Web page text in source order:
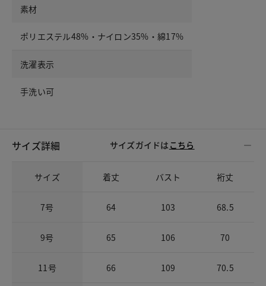
素材
ポリエステル48%・ナイロン35%・綿17%
洗濯表示
手洗い可
サイズ詳細 サイズガイドは こちら
サイズ 着丈 バスト 裄丈
7号 64 103 68.5
9号 65 106 70
11号 66 109 70.5